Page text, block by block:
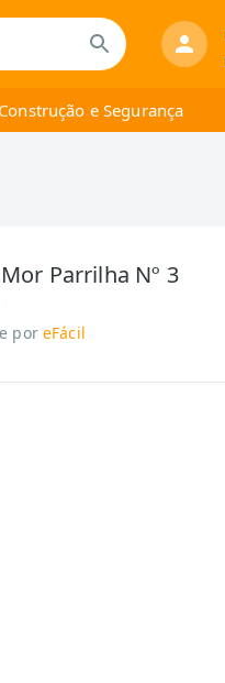
Construção e Segurança
Parrilha Nº 3
por eFácil